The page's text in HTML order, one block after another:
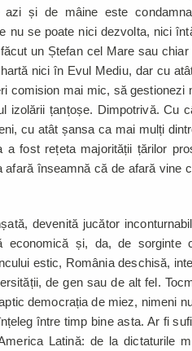
azi și de mâine este
nu se poate nici dezvolta, nici
un Ștefan cel Mare sau
nici în Evul Mediu, dar cu
comision mai mic, să gestionezi
izolării țanțoșe. Dimpotrivă. Cu
cu atât șansa ca mai mulți
a fost rețeta majorității țărilor
afară înseamnă că de afară vine
devenită jucător
economică și, da, de sorginte
estic, România deschisă,
de gen sau de alt fel.
democrația de miez, nimeni
între timp bine asta. Ar fi
Latină: de la dictaturile